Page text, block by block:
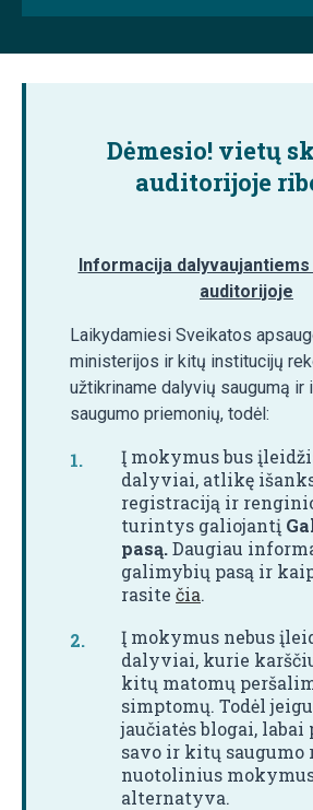
Dėmesio! vietų
auditorijoje
Informacija
auditorijoje
Laikydamiesi Sveikatos
ministerijos ir kitų institucijų
užtikriname dalyvių saugumą ir
saugumo priemonių, todėl:
Į mokymus bus
dalyviai, atlikę
registraciją ir
turintys galiojantį
pasą.Daugiau
galimybių pasą ir
rasite čia.
Į mokymus nebus
dalyviai, kurie
kitų matomų
simptomų. Todėl
jaučiatės blogai, labai
savo ir kitų
nuotolinius
alternatyva.